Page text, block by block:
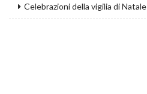
Celebrazioni della vigilia di Natale